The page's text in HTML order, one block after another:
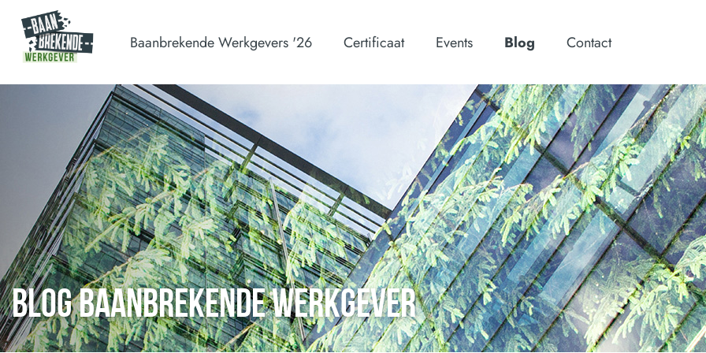
Baanbrekende Werkgevers '26 Certificaat Events Blog Contact
BLOG BAANBREKENDE WERKGEVER